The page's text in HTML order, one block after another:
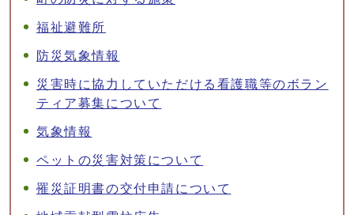
福祉避難所
防災気象情報
災害時に協力していただける看護職等のボラン
ティア募集について
気象情報
ペットの災害対策について
罹災証明書の交付申請について